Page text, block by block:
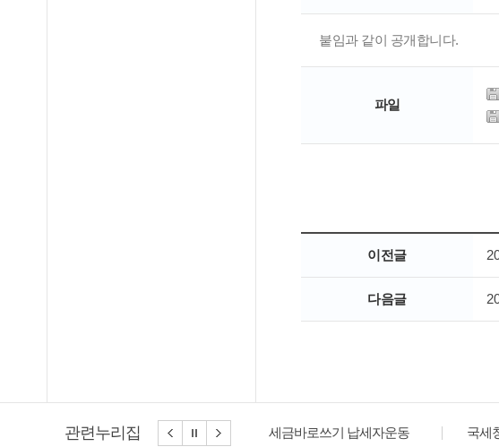
붙임과 같이 공개합니다.
파일
이전글
다음글
관련누리집 세금바로쓰기 납세자운동 국세